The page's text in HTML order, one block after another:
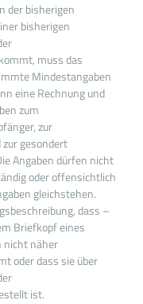
der bisherigen
bisherigen
muss das
Mindestangaben
eine Rechnung und
zum
zur
gesondert
Angaben dürfen nicht
oder offensichtlich
gleichstehen.
dass –
Briefkopf eines
nicht näher
oder dass sie über
ist.